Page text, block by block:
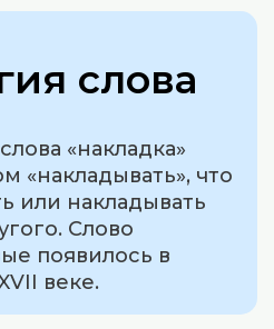
слова
«накладка»
«накладывать», что
или накладывать
Слово
появилось в
веке.